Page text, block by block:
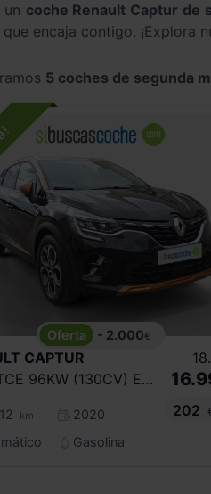
un coche Renault Captur de
que encaja contigo. ¡Explora
5 coches de segunda
- 2.000€
CAPTUR
ZEN+ TCE 96KW (130CV) EDC GPF
km
2020
Gasolina
202